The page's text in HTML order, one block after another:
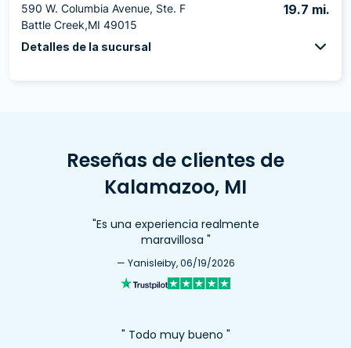
590 W. Columbia Avenue, Ste. F
Battle Creek,MI 49015
19.7 mi.
Detalles de la sucursal
Reseñas de clientes de
Kalamazoo, MI
"Es una experiencia realmente
maravillosa "
— Yanisleiby, 06/19/2026
" Todo muy bueno "